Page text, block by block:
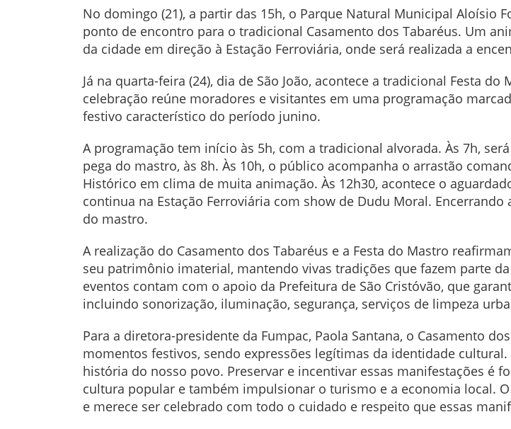
No domingo (21), a partir das 15h, o Parque Natural Municipal Aloísio
ponto de encontro para o tradicional Casamento dos Tabaréus. Um
da cidade em direção à Estação Ferroviária, onde será realizada a
Já na quarta-feira (24), dia de São João, acontece a tradicional Festa
celebração reúne moradores e visitantes em uma programação
festivo característico do período junino.
A programação tem início às 5h, com a tradicional alvorada. Às 7h,
pega do mastro, às 8h. Às 10h, o público acompanha o arrastão
Histórico em clima de muita animação. Às 12h30, acontece o
continua na Estação Ferroviária com show de Dudu Moral.
do mastro.
A realização do Casamento dos Tabaréus e a Festa do Mastro
seu patrimônio imaterial, mantendo vivas tradições que fazem parte
eventos contam com o apoio da Prefeitura de São Cristóvão, que
incluindo sonorização, iluminação, segurança, serviços de limpeza
Para a diretora-presidente da Fumpac, Paola Santana, o Casamento
momentos festivos, sendo expressões legítimas da identidade
história do nosso povo. Preservar e incentivar essas manifestações é
cultura popular e também impulsionar o turismo e a economia local.
e merece ser celebrado com todo o cuidado e respeito que essas